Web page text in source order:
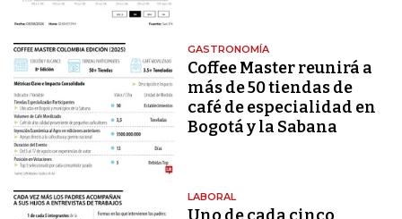
GASTRONOMÍA
Coffee Master reunirá a
más de 50 tiendas de
café de especialidad en
Bogotá y la Sabana
LABORAL